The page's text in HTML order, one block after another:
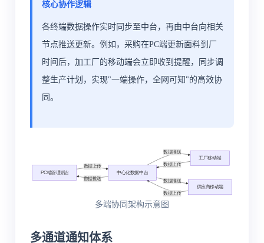
核心协作逻辑
各终端数据操作实时同步至中台，再由中台向相关
节点推送更新。例如，采购在PC端更新面料到厂
时间后，加工厂的移动端会立即收到提醒，同步调
整生产计划，实现"一端操作，全网可知"的高效协
同。
多端协同架构示意图
多通道通知体系